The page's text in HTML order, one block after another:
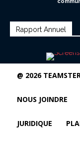
Rapport Annuel
@ 2026
NOUS JOINDRE
JURIDIQUE